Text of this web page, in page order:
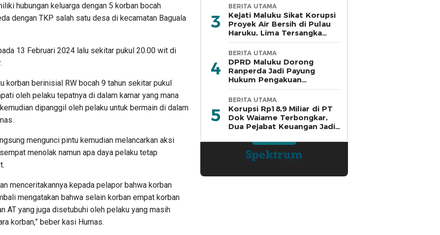
hubungan keluarga dengan 5 korban bocah
dengan TKP salah satu desa di kecamatan Baguala
13 Februari 2024 lalu sekitar pukul 20.00 wit di
korban berinisial RW bocah 9 tahun sekitar pukul
oleh pelaku tepatnya di dalam kamar yang mana
dipanggil oleh pelaku untuk bermain di dalam
mengunci pintu kemudian melancarkan aksi
menolak namun apa daya pelaku tetap
menceritakannya kepada pelapor bahwa korban
mengatakan bahwa selain korban empat korban
AT yang juga disetubuhi oleh pelaku yang masih
korban,” beber kasi Humas.
3
BERITA UTAMA
Kejati Maluku Sikat Korupsi
Proyek Air Bersih di Pulau
Haruku, Lima Tersangka
Ditahan
4
BERITA UTAMA
DPRD Maluku Dorong
Ranperda Jadi Payung
Hukum Pengakuan
Masyarakat Adat
5
BERITA UTAMA
Korupsi Rp18,9 Miliar di PT
Dok Waiame Terbongkar,
Dua Pejabat Keuangan Jadi